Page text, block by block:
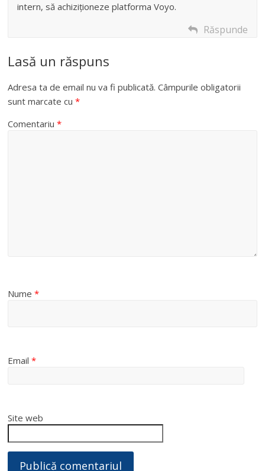
intern, să achiziționeze platforma Voyo.
Răspunde
Lasă un răspuns
Adresa ta de email nu va fi publicată. Câmpurile obligatorii
sunt marcate cu*
Comentariu*
Nume*
Email*
Site web